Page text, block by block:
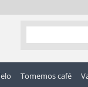
Tomemos café